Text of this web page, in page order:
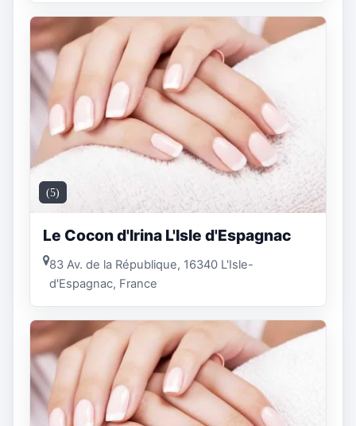
(5)
Le Cocon d'Irina L'Isle d'Espagnac
83 Av. de la République, 16340 L'Isle-
d'Espagnac, France